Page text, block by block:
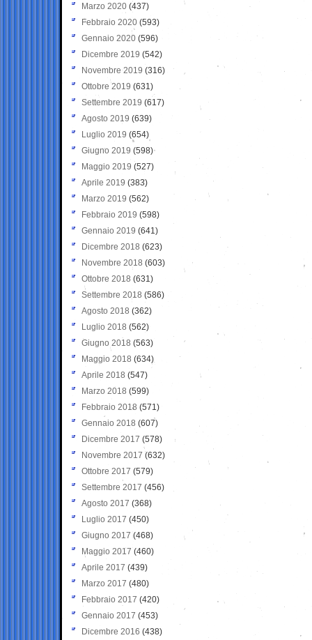
Marzo 2020 (437)
Febbraio 2020 (593)
Gennaio 2020 (596)
Dicembre 2019 (542)
Novembre 2019 (316)
Ottobre 2019 (631)
Settembre 2019 (617)
Agosto 2019 (639)
Luglio 2019 (654)
Giugno 2019 (598)
Maggio 2019 (527)
Aprile 2019 (383)
Marzo 2019 (562)
Febbraio 2019 (598)
Gennaio 2019 (641)
Dicembre 2018 (623)
Novembre 2018 (603)
Ottobre 2018 (631)
Settembre 2018 (586)
Agosto 2018 (362)
Luglio 2018 (562)
Giugno 2018 (563)
Maggio 2018 (634)
Aprile 2018 (547)
Marzo 2018 (599)
Febbraio 2018 (571)
Gennaio 2018 (607)
Dicembre 2017 (578)
Novembre 2017 (632)
Ottobre 2017 (579)
Settembre 2017 (456)
Agosto 2017 (368)
Luglio 2017 (450)
Giugno 2017 (468)
Maggio 2017 (460)
Aprile 2017 (439)
Marzo 2017 (480)
Febbraio 2017 (420)
Gennaio 2017 (453)
Dicembre 2016 (438)